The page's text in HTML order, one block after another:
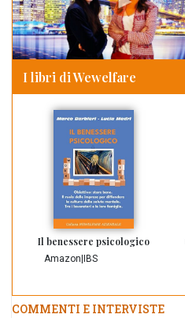
I libri di Wewelfare
Il benessere psicologico
Amazon IBS
COMMENTI E INTERVISTE